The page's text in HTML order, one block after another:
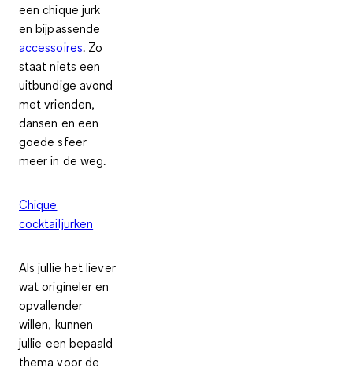
een chique jurk
en bijpassende
accessoires. Zo
staat niets een
uitbundige avond
met vrienden,
dansen en een
goede sfeer
meer in de weg.
Chique
cocktailjurken
Als jullie het liever
watorigineler en
opvallender
willen, kunnen
jullie een bepaald
thema voor de